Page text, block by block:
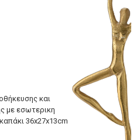
και
με εσωτερικη
36x27x13cm